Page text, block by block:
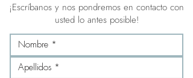
¡Escríbanos y nos pondremos en contacto con
usted lo antes posible!